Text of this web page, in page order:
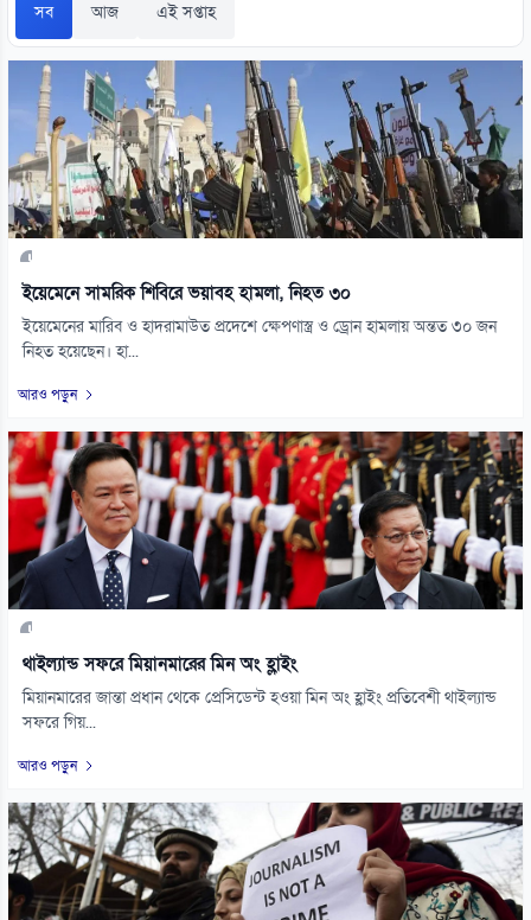
সব আজ এই সপ্তাহ
ইয়েমেনে সামরিক শিবিরে ভয়াবহ হামলা, নিহত ৩০
ইয়েমেনের মারিব ও হাদরামাউত প্রদেশে ক্ষেপণাস্ত্র ও ড্রোন হামলায় অন্তত ৩০ জন
নিহত হয়েছেন। হা...
আরও পড়ুন
থাইল্যান্ড সফরে মিয়ানমারের মিন অং হ্লাইং
মিয়ানমারের জান্তা প্রধান থেকে প্রেসিডেন্ট হওয়া মিন অং হ্লাইং প্রতিবেশী থাইল্যান্ড
সফরে গিয়...
আরও পড়ুন